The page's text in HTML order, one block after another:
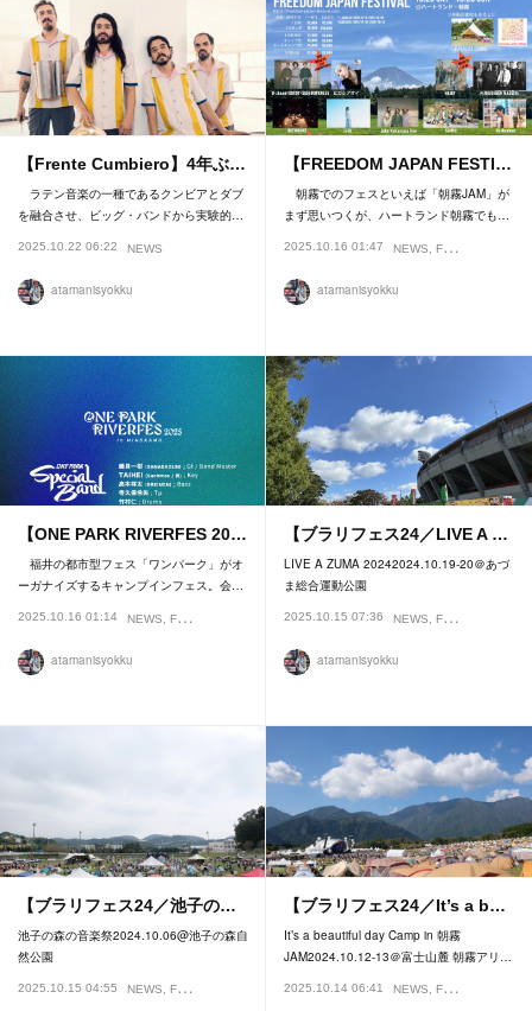
【Frente Cumbiero】4年ぶ…
ラテン音楽の一種であるクンビアとダブ
を融合させ、ビッグ・バンドから実験的…
2025.10.22 06:22 NEWS
atamanisyokku
【FREEDOM JAPAN FESTI…
朝霧でのフェスといえば「朝霧JAM」が
まず思いつくが、ハートランド朝霧でも…
2025.10.16 01:47 NEWS FESTIVAL
atamanisyokku
【ONE PARK RIVERFES 20…
福井の都市型フェス「ワンパーク」がオ
ーガナイズするキャンプインフェス。会…
2025.10.16 01:14 NEWS FESTIVAL
atamanisyokku
【ブラリフェス24／LIVE A …
LIVE A ZUMA 20242024.10.19-20＠あづ
ま総合運動公園
2025.10.15 07:36 NEWS FESTIVAL
atamanisyokku
【ブラリフェス24／池子の…
池子の森の音楽祭2024.10.06@池子の森自
然公園
2025.10.15 04:55 NEWS FESTIVAL
【ブラリフェス24／It’s a b…
It’s a beautiful day Camp in 朝霧
JAM2024.10.12-13＠富士山麓 朝霧アリ…
2025.10.14 06:41 NEWS FESTIVAL